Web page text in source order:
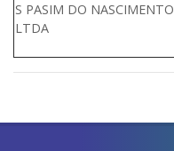
S PASIM DO NASCIMENTO
LTDA